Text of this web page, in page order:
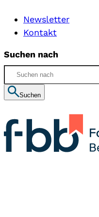
Newsletter
Kontakt
Suchen nach
Suchen